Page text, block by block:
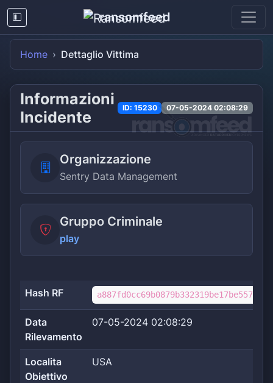
ransomfeed
Home Dettaglio Vittima
Informazioni
Incidente
ID: 15230 07-05-2024 02:08:29
Organizzazione
Sentry Data Management
Gruppo Criminale
play
Hash RF
Data
Rilevamento
07-05-2024 02:08:29
Localita
Obiettivo
USA